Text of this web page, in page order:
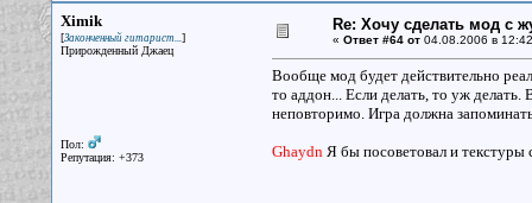
Ximik
[Законченный гитарист...]
Прирожденный Джаец
Пол:
Репутация: +373
Re: Хочу сделать мод с
« Ответ #64 от04.08.2006 в
Вообще мод будет действительно
то аддон... Если делать, то уж
неповторимо. Игра должна
GhaydnЯ бы посоветовал и текстуры